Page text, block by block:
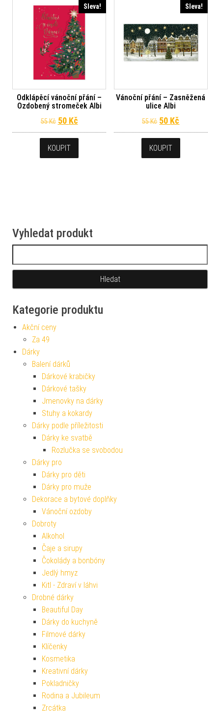
Sleva!
Odklápěcí vánoční přání –
Ozdobený stromeček Albi
55Kč Původní cena byla: 55 Kč.
50 KčAktuální cena je: 50 Kč.
KOUPIT
Sleva!
Vánoční přání – Zasněžená
ulice Albi
55Kč Původní cena
50 Kč
KOUPIT
Vyhledat produkt
Kategorie produktu
Akční ceny
Za 49
Dárky
Balení dárků
Dárkové krabičky
Dárkové tašky
Jmenovky na dárky
Stuhy a kokardy
Dárky podle příležitosti
Dárky ke svatbě
Rozlučka se svobodou
Dárky pro
Dárky pro děti
Dárky pro muže
Dekorace a bytové doplňky
Vánoční ozdoby
Dobroty
Alkohol
Čaje a sirupy
Čokolády a bonbóny
Jedlý hmyz
Kitl - Zdraví v láhvi
Drobné dárky
Beautiful Day
Dárky do kuchyně
Filmové dárky
Klíčenky
Kosmetika
Kreativní dárky
Pokladničky
Rodina a Jubileum
Zrcátka